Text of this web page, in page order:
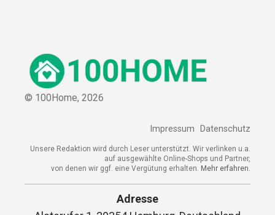
© 100Home, 2026
Impressum Datenschutz
Unsere Redaktion wird durch Leser unterstützt. Wir verlinken u.a.
auf ausgewählte Online-Shops und Partner,
von denen wir ggf. eine Vergütung erhalten. Mehr erfahren.
Adresse